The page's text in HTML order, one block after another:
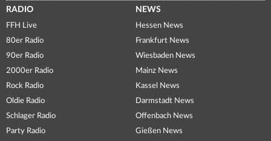
RADIO
FFH Live
80er Radio
90er Radio
2000er Radio
Rock Radio
Oldie Radio
Schlager Radio
Party Radio
NEWS
Hessen News
Frankfurt News
Wiesbaden News
Mainz News
Kassel News
Darmstadt News
Offenbach News
Gießen News